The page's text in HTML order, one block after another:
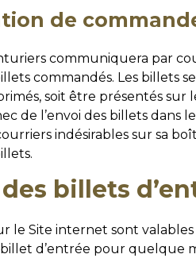
de
communiquera par
commandés. Les billets
soit être présentés
de l’envoi des billets dans
indésirables sur sa
billets
le Site internet sont
billet d’entrée pour